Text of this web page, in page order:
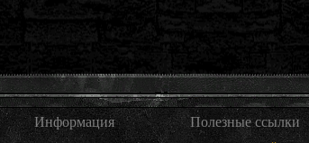
Информация Полезные ссылки